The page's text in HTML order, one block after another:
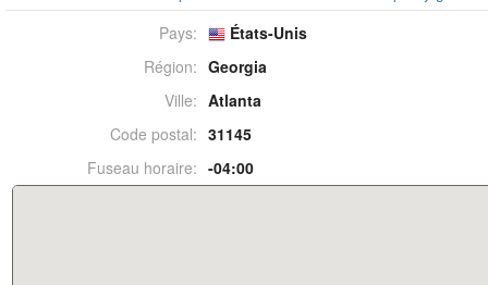
Pays:
États-Unis
Région: Georgia
Ville: Atlanta
Code postal: 31145
Fuseau horaire: -04:00